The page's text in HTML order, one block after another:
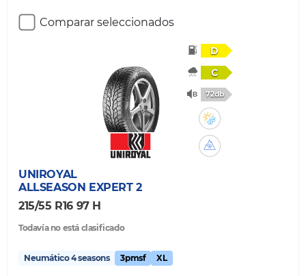
Comparar seleccionados
D
C
72db
UNIROYAL
ALLSEASON EXPERT 2
215/55 R16 97 H
Todavía no está clasificado
Neumático 4 seasons 3pmsf XL